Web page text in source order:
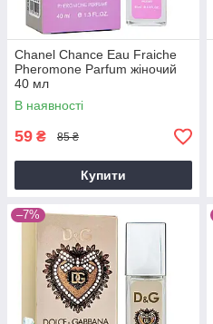
Chanel Chance Eau Fraiche
Pheromone Parfum жіночий
40 мл
В наявності
59 ₴ 85 ₴
Купити
–7%